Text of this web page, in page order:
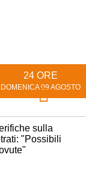
24 ORE
DOMENICA 09 AGOSTO
sulla
"Possibili